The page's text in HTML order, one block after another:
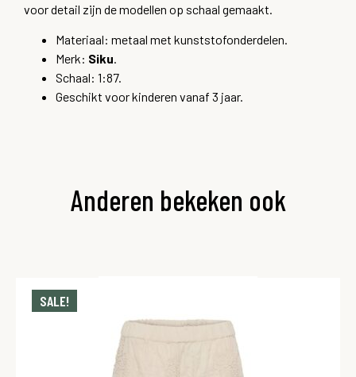
voor detail zijn de modellen op schaal gemaakt.
Materiaal: metaal met kunststofonderdelen.
Merk: Siku.
Schaal: 1:87.
Geschikt voor kinderen vanaf 3 jaar.
Anderen bekeken ook
SALE!